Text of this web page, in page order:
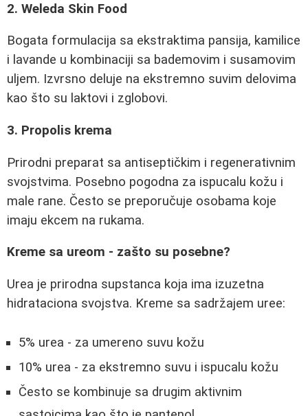
2. Weleda Skin Food
Bogata formulacija sa ekstraktima pansija, kamilice
i lavande u kombinaciji sa bademovim i susamovim
uljem. Izvrsno deluje na ekstremno suvim delovima
kao što su laktovi i zglobovi.
3. Propolis krema
Prirodni preparat sa antiseptičkim i regenerativnim
svojstvima. Posebno pogodna za ispucalu kožu i
male rane. Često se preporučuje osobama koje
imaju ekcem na rukama.
Kreme sa ureom - zašto su posebne?
Urea je prirodna supstanca koja ima izuzetna
hidrataciona svojstva. Kreme sa sadržajem uree:
5% urea - za umereno suvu kožu
10% urea - za ekstremno suvu i ispucalu kožu
Često se kombinuje sa drugim aktivnim